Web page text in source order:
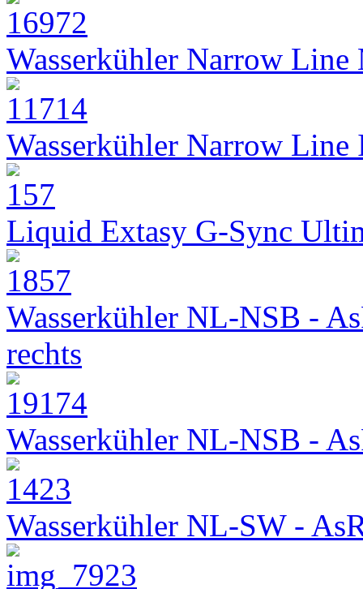
Wasserkühler Narrow
Wasserkühler Narrow
Liquid Extasy G-Sync
Wasserkühler NL-NSB -
rechts
Wasserkühler NL-NSB -
Wasserkühler NL-SW -